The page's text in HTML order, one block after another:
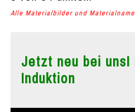
Alle Materialbilder und
Jetzt neu bei uns!
Induktion